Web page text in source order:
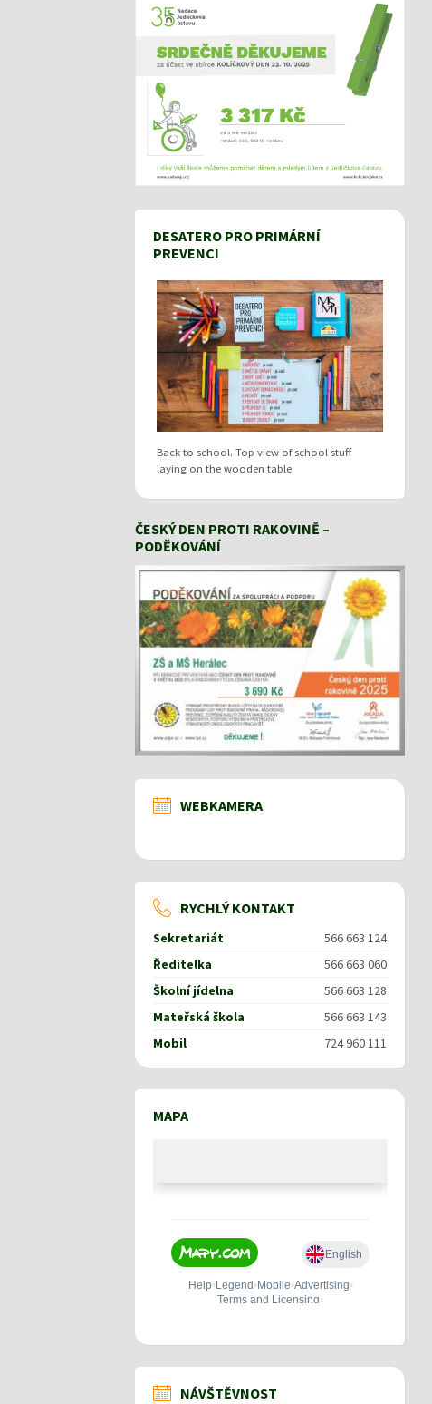
DESATERO PRO PRIMÁRNÍ
PREVENCI
Back to school. Top view of school stuff
laying on the wooden table
ČESKÝ DEN PROTI RAKOVINĚ –
PODĚKOVÁNÍ
WEBKAMERA
RYCHLÝ KONTAKT
Sekretariát
566 663 124
Ředitelka
566 663 060
Školní jídelna
566 663 128
Mateřská škola
566 663 143
Mobil
724 960 111
MAPA
NÁVŠTĚVNOST